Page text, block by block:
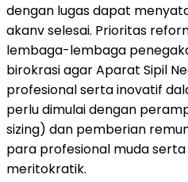
dengan lugas dapat
akanv selesai. Prioritas
lembaga-lembaga
birokrasi agar Aparat Sipil
profesional serta inovatif
perlu dimulai dengan
sizing) dan pemberian
para profesional muda
meritokratik.